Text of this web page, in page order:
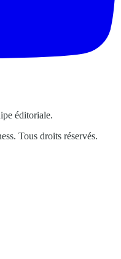
éditoriale.
Tous droits réservés.